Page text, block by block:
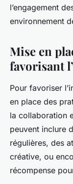
l’engagement
environnement
Mise en
favorisant
Pour favoriser
en place des
la collaboration
peuvent inclure
régulières, des
créative, ou
récompense